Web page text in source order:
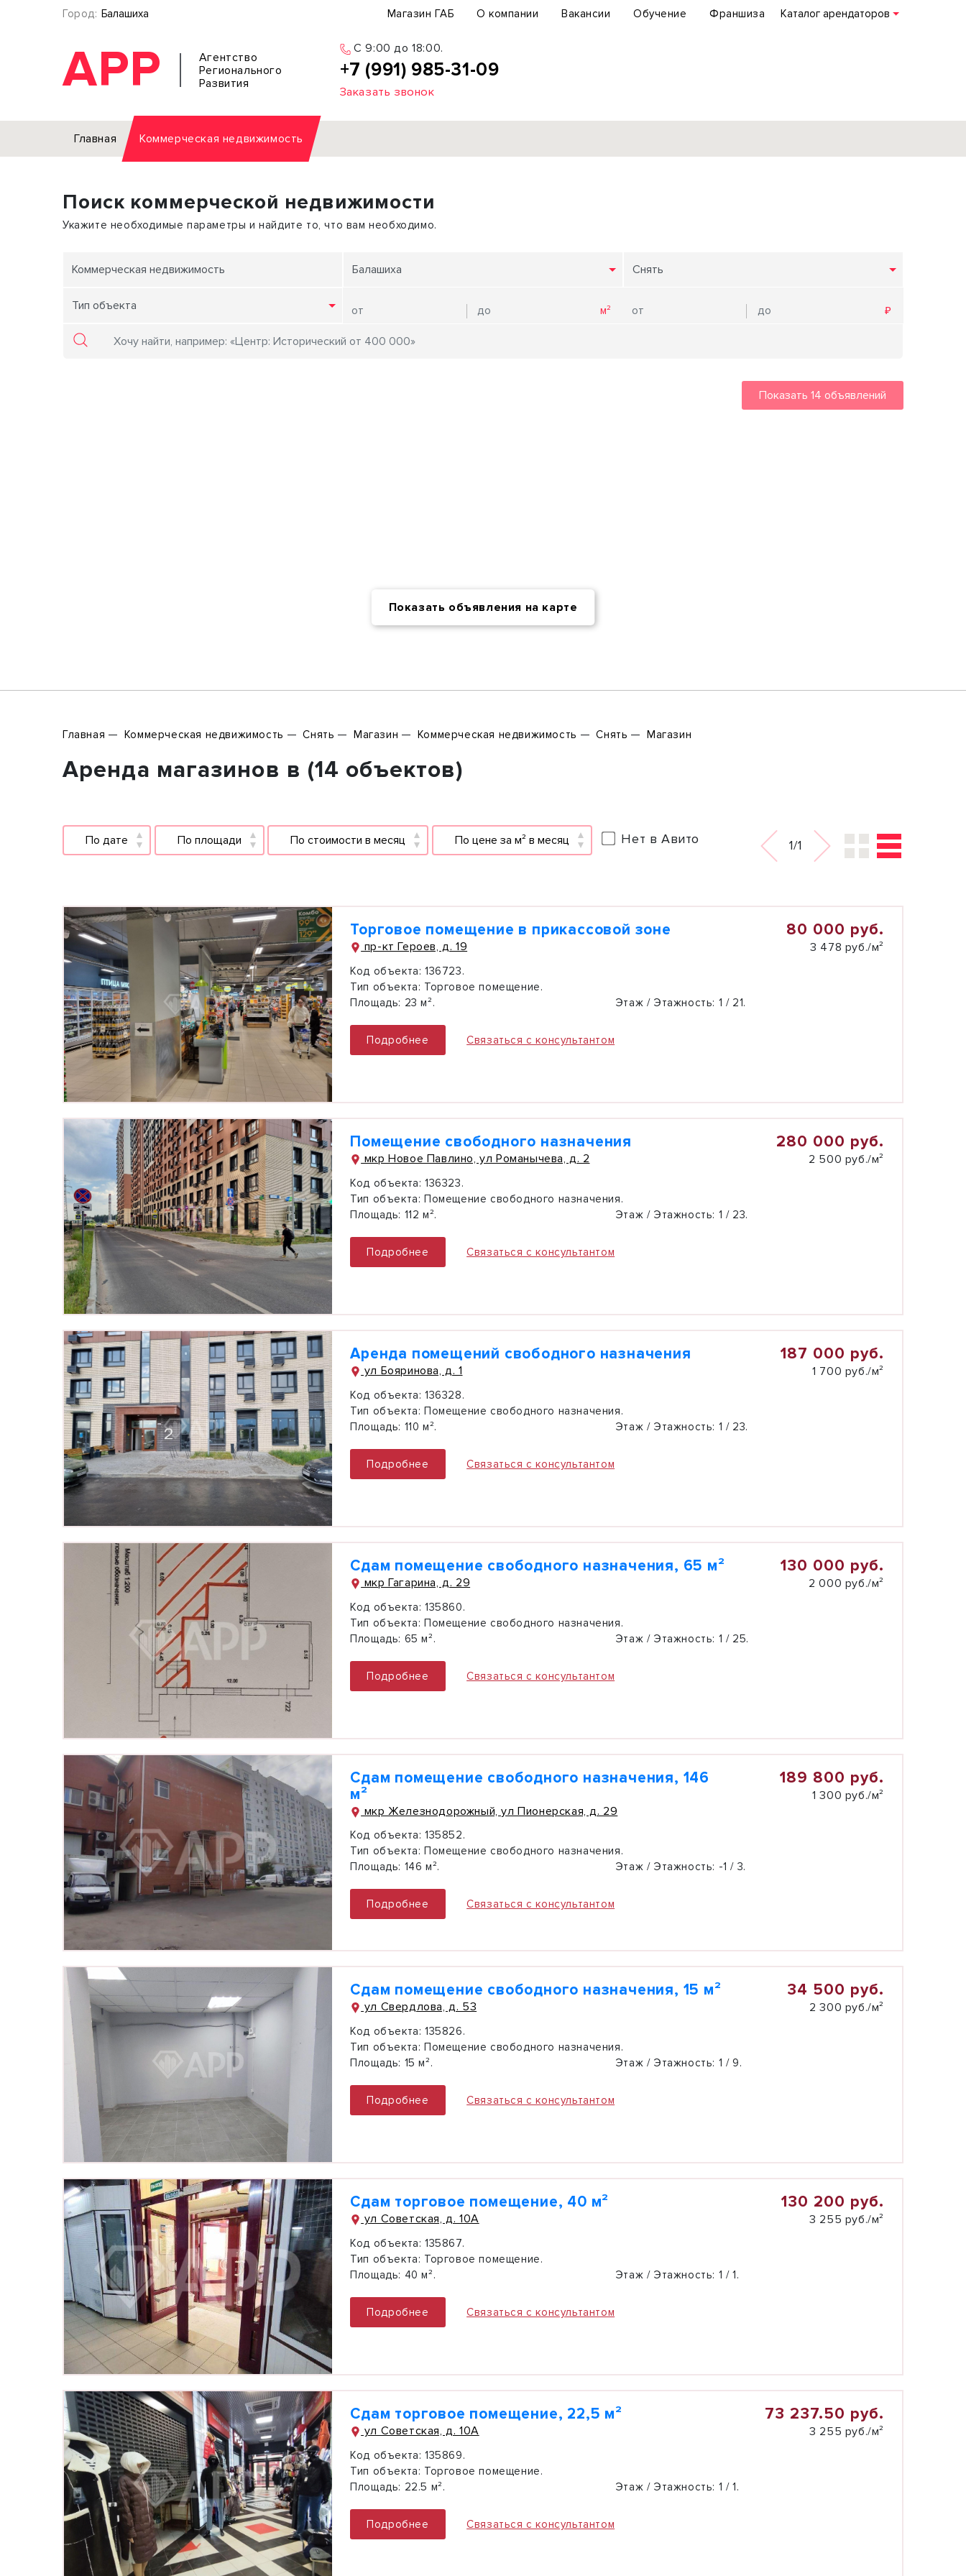
Город: Балашиха Магазин ГАБ О компании Вакансии Обучение Франшиза Каталог арендаторов
АРР
Агентство
Регионального
Развития
C 9:00 до 18:00.
+7 (991) 985-31-09
Заказать звонок
Главная Коммерческая недвижимость
Офис
Торговое помещение
Склад
Земельный участок
Отдельное здание
Бизнес-центр
Поиск коммерческой недвижимости
Укажите необходимые параметры и найдите то, что вам необходимо.
Коммерческая недвижимость Балашиха Снять
Тип объекта
Показать 14 объявлений
Показать объявления на карте
Главная Коммерческая недвижимость Снять Магазин Коммерческая недвижимость Снять Магазин
Аренда магазинов в (14 объектов)
По дате По площади По стоимости в месяц По цене за м² в месяц Нет в Авито 1/1
Торговое помещение в прикассовой зоне
пр-кт Героев, д. 19
80 000 руб.
3 478 руб./м²
Код объекта: 136723.
Тип объекта: Торговое помещение.
Площадь: 23 м². Этаж / Этажность: 1 / 21.
Подробнее Связаться с консультантом
Помещение свободного назначения
мкр Новое Павлино, ул Романычева, д. 2
280 000 руб.
2 500 руб./м²
Код объекта: 136323.
Тип объекта: Помещение свободного назначения.
Площадь: 112 м². Этаж / Этажность: 1 / 23.
Подробнее Связаться с консультантом
Аренда помещений свободного назначения
ул Бояринова, д. 1
187 000 руб.
1 700 руб./м²
Код объекта: 136328.
Тип объекта: Помещение свободного назначения.
Площадь: 110 м². Этаж / Этажность: 1 / 23.
Подробнее Связаться с консультантом
Сдам помещение свободного назначения, 65 м²
мкр Гагарина, д. 29
130 000 руб.
2 000 руб./м²
Код объекта: 135860.
Тип объекта: Помещение свободного назначения.
Площадь: 65 м². Этаж / Этажность: 1 / 25.
Подробнее Связаться с консультантом
Сдам помещение свободного назначения, 146
м²
мкр Железнодорожный, ул Пионерская, д. 29
189 800 руб.
1 300 руб./м²
Код объекта: 135852.
Тип объекта: Помещение свободного назначения.
Площадь: 146 м². Этаж / Этажность: -1 / 3.
Подробнее Связаться с консультантом
Сдам помещение свободного назначения, 15 м²
ул Свердлова, д. 53
34 500 руб.
2 300 руб./м²
Код объекта: 135826.
Тип объекта: Помещение свободного назначения.
Площадь: 15 м². Этаж / Этажность: 1 / 9.
Подробнее Связаться с консультантом
Сдам торговое помещение, 40 м²
ул Советская, д. 10А
130 200 руб.
3 255 руб./м²
Код объекта: 135867.
Тип объекта: Торговое помещение.
Площадь: 40 м². Этаж / Этажность: 1 / 1.
Подробнее Связаться с консультантом
Сдам торговое помещение, 22,5 м²
ул Советская, д. 10А
73 237.50 руб.
3 255 руб./м²
Код объекта: 135869.
Тип объекта: Торговое помещение.
Площадь: 22.5 м². Этаж / Этажность: 1 / 1.
Подробнее Связаться с консультантом